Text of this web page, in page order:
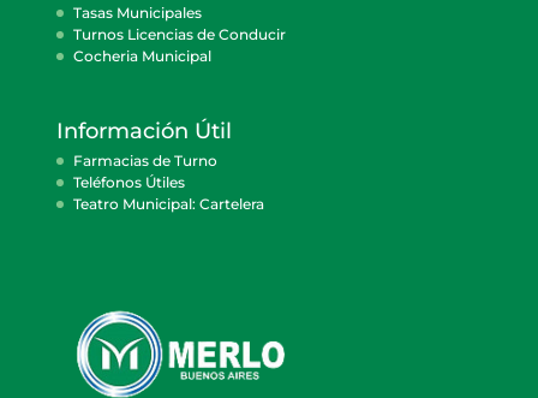
Tasas Municipales
Turnos Licencias de Conducir
Cocheria Municipal
Información Útil
Farmacias de Turno
Teléfonos Útiles
Teatro Municipal: Cartelera